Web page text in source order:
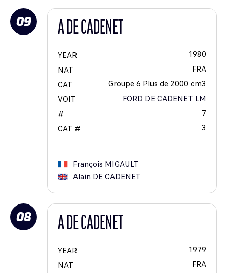
09 A DE CADENET
YEAR
1980
NAT
FRA
CAT
Groupe 6 Plus de 2000 cm3
VOIT
FORD DE CADENET LM
#
7
CAT #
3
François MIGAULT
Alain DE CADENET
08 A DE CADENET
YEAR
1979
NAT
FRA